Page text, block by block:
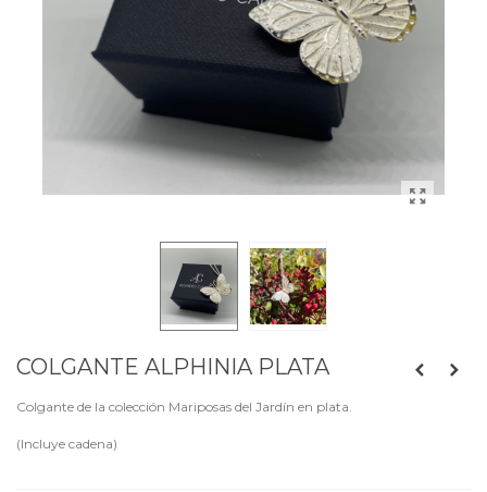
COLGANTE ALPHINIA PLATA
Colgante de la colección Mariposas del Jardín en plata.
(Incluye cadena)